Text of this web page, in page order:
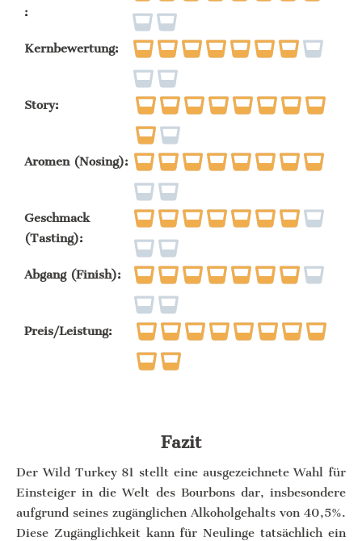
:
Kernbewertung:
Story:
Aromen (Nosing):
Geschmack
(Tasting):
Abgang (Finish):
Preis/Leistung:
Fazit
Der Wild Turkey 81 stellt eine ausgezeichnete Wahl für
Einsteiger in die Welt des Bourbons dar, insbesondere
aufgrund seines zugänglichen Alkoholgehalts von 40,5%.
Diese Zugänglichkeit kann für Neulinge tatsächlich ein